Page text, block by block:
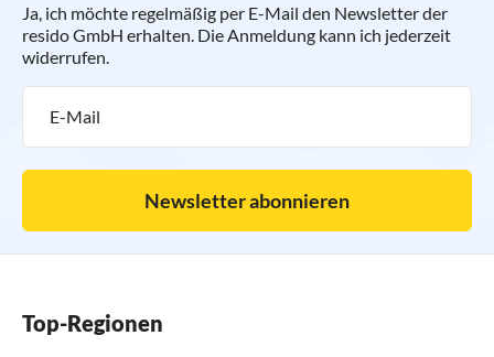
Ja, ich möchte regelmäßig per E-Mail den Newsletter der
resido GmbH erhalten. Die Anmeldung kann ich jederzeit
widerrufen.
Newsletter abonnieren
Top-Regionen